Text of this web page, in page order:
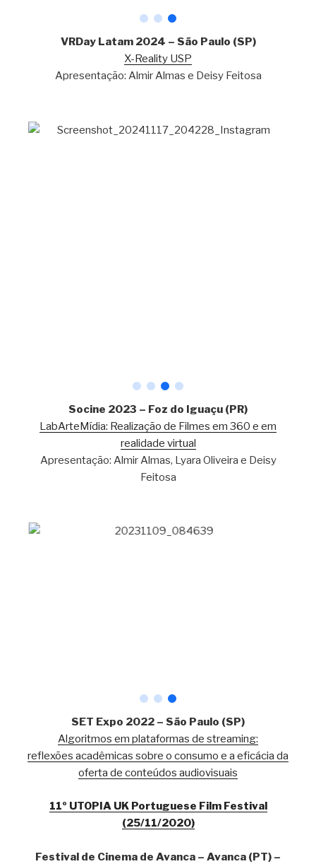
VRDay Latam 2024 – São Paulo (SP)
X-Reality USP
Apresentação: Almir Almas e Deisy Feitosa
Socine 2023 – Foz do Iguaçu (PR)
LabArteMídia: Realização de Filmes em 360 e em
realidade virtual
Apresentação: Almir Almas, Lyara Oliveira e Deisy
Feitosa
SET Expo 2022 – São Paulo (SP)
Algoritmos em plataformas de streaming:
reflexões acadêmicas sobre o consumo e a eficácia da
oferta de conteúdos audiovisuais
11º UTOPIA UK Portuguese Film Festival
(25/11/2020)
Festival de Cinema de Avanca – Avanca (PT) –